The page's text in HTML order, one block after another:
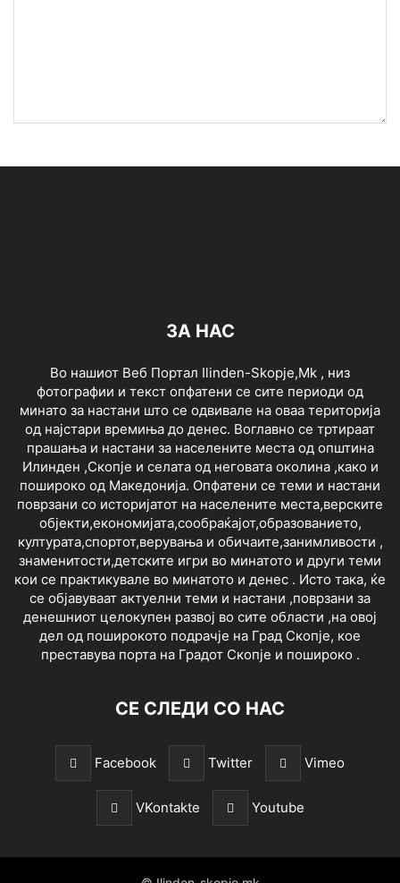
ЗА НАС
Во нашиот Веб Портал Ilinden-Skopje,Mk , низ
фотографии и текст опфатени се сите периоди од
минато за настани што се одвивале на оваа територија
од најстари времиња до денес. Воглавно се тртираат
прашања и настани за населените места од општина
Илинден ,Скопје и селата од неговата околина ,како и
пошироко од Македонија. Опфатени се теми и настани
поврзани со историјатот на населените места,верските
објекти,економијата,сообраќајот,образованието,
културата,спортот,верувања и обичаите,занимливости ,
знаменитости,детските игри во минатото и други теми
кои се практикувале во минатото и денес . Исто така, ќе
се објавуваат актуелни теми и настани ,поврзани за
денешниот целокупен развој во сите области ,на овој
дел од поширокото подрачје на Град Скопје, кое
преставува порта на Градот Скопје и пошироко .
СЕ СЛЕДИ СО НАС
Facebook Twitter Vimeo
VKontakte Youtube